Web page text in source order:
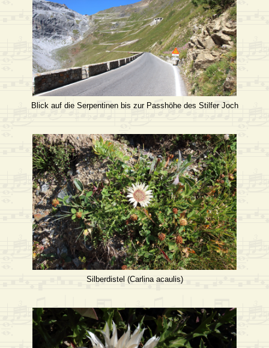
Blick auf die Serpentinen bis zur Passhöhe des Stilfer Joch
Silberdistel (Carlina acaulis)